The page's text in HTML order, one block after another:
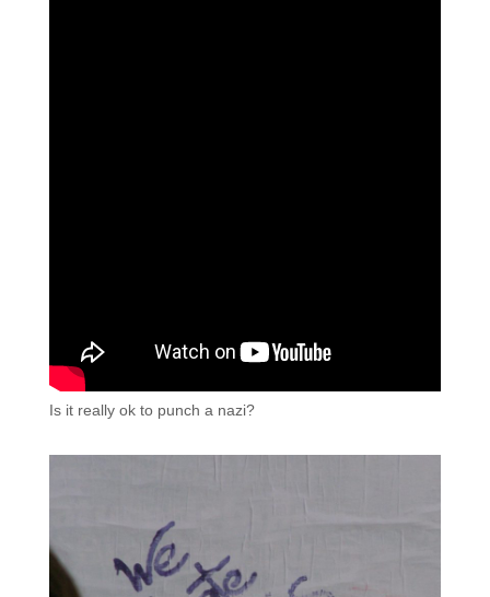
Is it really ok to punch a nazi?